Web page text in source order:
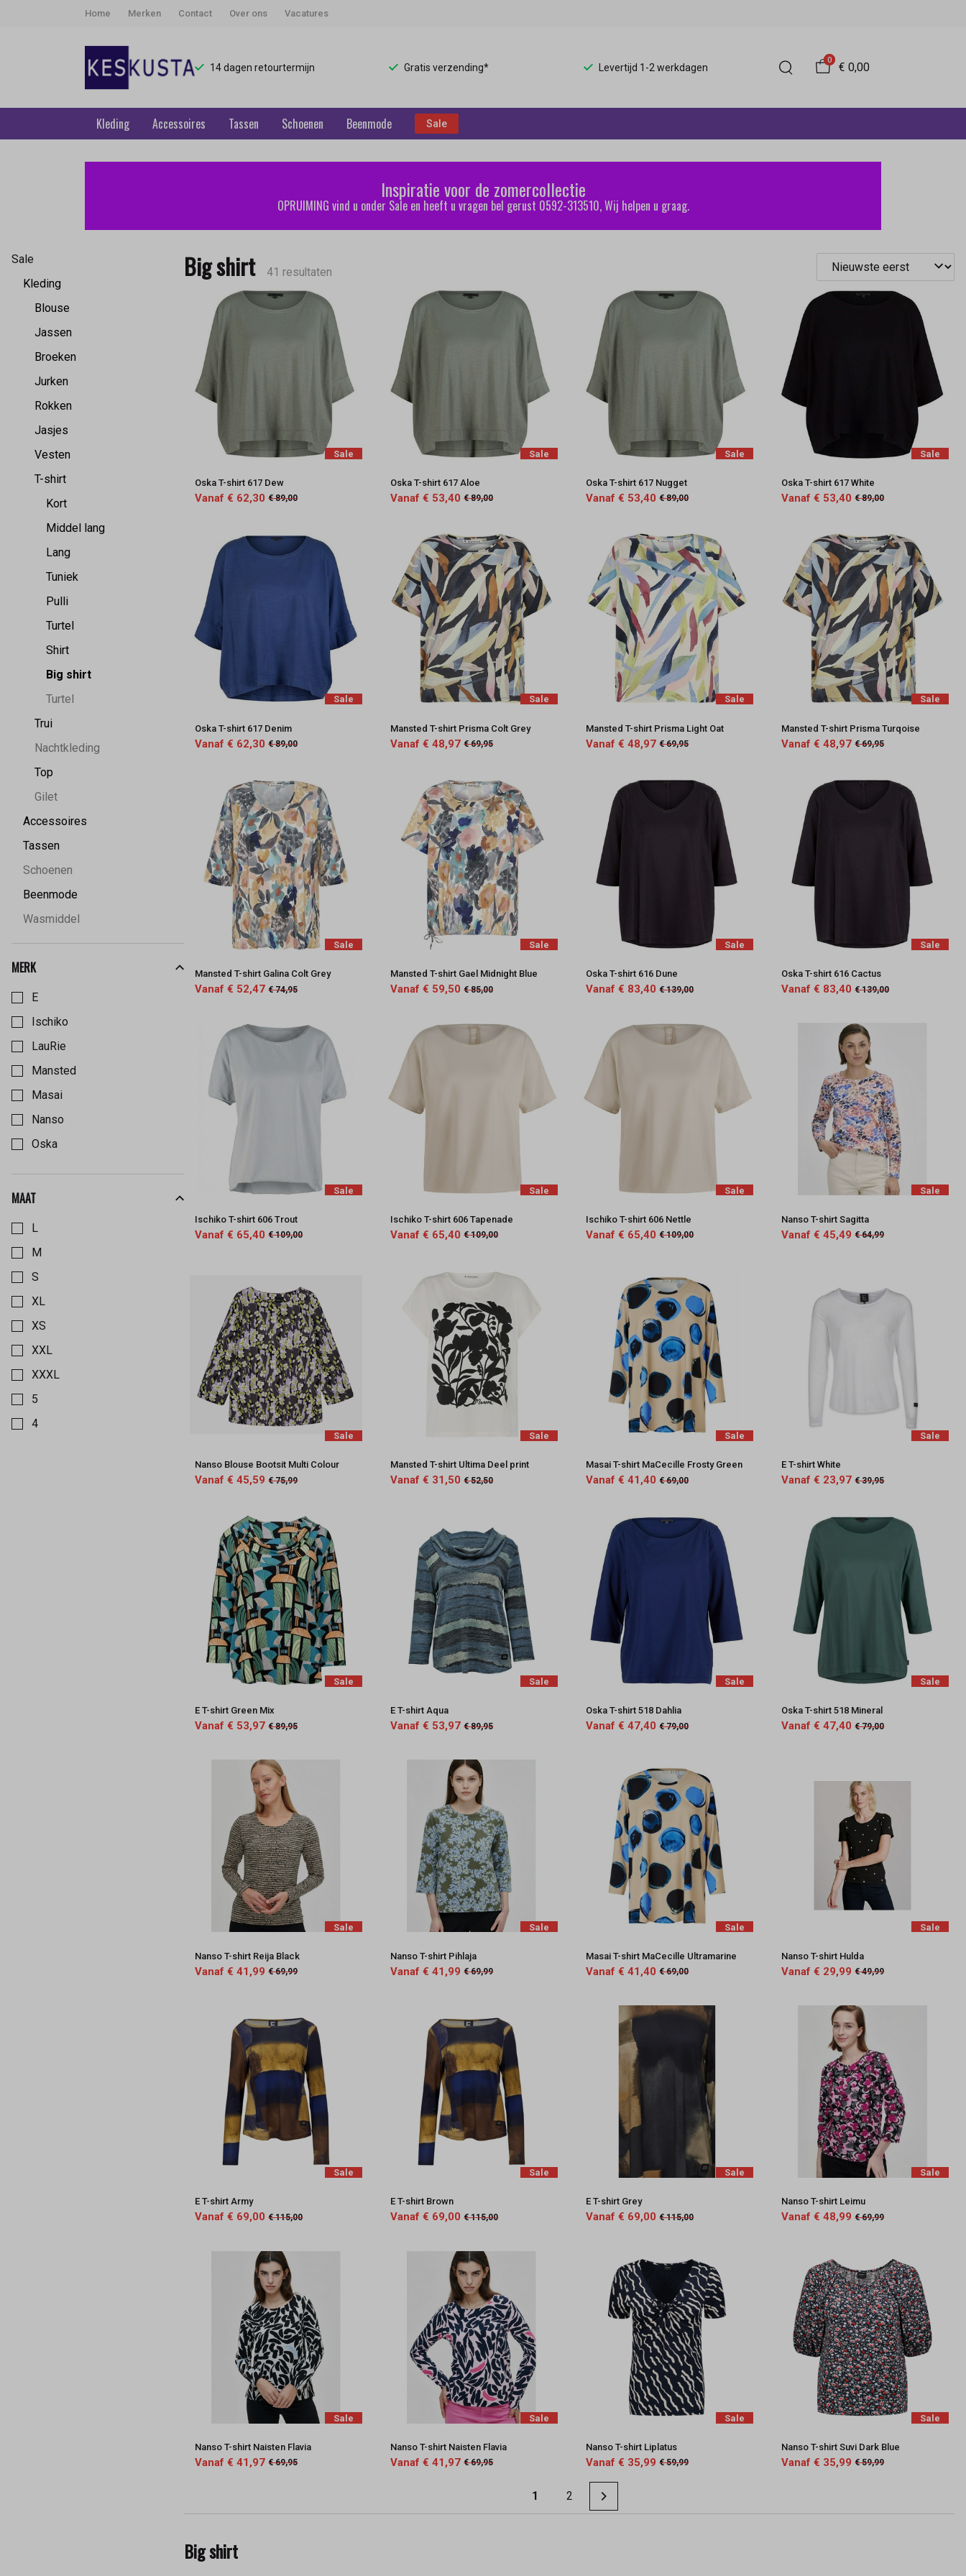
Home Merken Contact Over ons Vacatures
14 dagen retourtermijn Gratis verzending* Levertijd 1-2 werkdagen
0
€ 0,00
Kleding Accessoires Tassen Schoenen Beenmode Sale
Big
Keskusta
Inspiratie voor de zomercollectie
OPRUIMING vind u onder Sale en heeft u vragen bel gerust 0592-313510, Wij helpen u graag.
Sale
Kleding
Blouse
Jassen
Broeken
Jurken
Rokken
Jasjes
Vesten
T-shirt
Kort
Middel lang
Lang
Tuniek
Pulli
Turtel
Shirt
Big shirt
Turtel
Trui
Nachtkleding
Top
Gilet
Accessoires
Tassen
Schoenen
Beenmode
Wasmiddel
MERK
E
Ischiko
LauRie
Mansted
Masai
Nanso
Oska
MAAT
L
M
S
XL
XS
XXL
XXXL
5
4
Big shirt 41 resultaten
Sale
Oska T-shirt 617 Dew
Vanaf € 62,30 € 89,00
Sale
Oska T-shirt 617 Aloe
Vanaf € 53,40 € 89,00
Sale
Oska T-shirt 617 Nugget
Vanaf € 53,40 € 89,00
Sale
Oska T-shirt 617 White
Vanaf € 53,40 € 89,00
Sale
Oska T-shirt 617 Denim
Vanaf € 62,30 € 89,00
Sale
Mansted T-shirt Prisma Colt Grey
Vanaf € 48,97 € 69,95
Sale
Mansted T-shirt Prisma Light Oat
Vanaf € 48,97 € 69,95
Sale
Mansted T-shirt Prisma Turqoise
Vanaf € 48,97 € 69,95
Sale
Mansted T-shirt Galina Colt Grey
Vanaf € 52,47 € 74,95
Sale
Mansted T-shirt Gael Midnight Blue
Vanaf € 59,50 € 85,00
Sale
Oska T-shirt 616 Dune
Vanaf € 83,40 € 139,00
Sale
Oska T-shirt 616 Cactus
Vanaf € 83,40 € 139,00
Sale
Ischiko T-shirt 606 Trout
Vanaf € 65,40 € 109,00
Sale
Ischiko T-shirt 606 Tapenade
Vanaf € 65,40 € 109,00
Sale
Ischiko T-shirt 606 Nettle
Vanaf € 65,40 € 109,00
Sale
Nanso T-shirt Sagitta
Vanaf € 45,49 € 64,99
Sale
Nanso Blouse Bootsit Multi Colour
Vanaf € 45,59 € 75,99
Sale
Mansted T-shirt Ultima Deel print
Vanaf € 31,50 € 52,50
Sale
Masai T-shirt MaCecille Frosty Green
Vanaf € 41,40 € 69,00
Sale
E T-shirt White
Vanaf € 23,97 € 39,95
Sale
E T-shirt Green Mix
Vanaf € 53,97 € 89,95
Sale
E T-shirt Aqua
Vanaf € 53,97 € 89,95
Sale
Oska T-shirt 518 Dahlia
Vanaf € 47,40 € 79,00
Sale
Oska T-shirt 518 Mineral
Vanaf € 47,40 € 79,00
Sale
Nanso T-shirt Reija Black
Vanaf € 41,99 € 69,99
Sale
Nanso T-shirt Pihlaja
Vanaf € 41,99 € 69,99
Sale
Masai T-shirt MaCecille Ultramarine
Vanaf € 41,40 € 69,00
Sale
Nanso T-shirt Hulda
Vanaf € 29,99 € 49,99
Sale
E T-shirt Army
Vanaf € 69,00 € 115,00
Sale
E T-shirt Brown
Vanaf € 69,00 € 115,00
Sale
E T-shirt Grey
Vanaf € 69,00 € 115,00
Sale
Nanso T-shirt Leimu
Vanaf € 48,99 € 69,99
Sale
Nanso T-shirt Naisten Flavia
Vanaf € 41,97 € 69,95
Sale
Nanso T-shirt Naisten Flavia
Vanaf € 41,97 € 69,95
Sale
Nanso T-shirt Liplatus
Vanaf € 35,99 € 59,99
Sale
Nanso T-shirt Suvi Dark Blue
Vanaf € 35,99 € 59,99
1 2
Big shirt